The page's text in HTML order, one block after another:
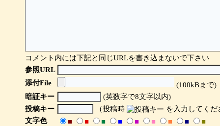
コメント内には下記と同じURLを書き込まないで下さい
参照URL
添付File
(100kBまで)
暗証キー
(英数字で8文字以内)
投稿キー
（投稿時
を入力してくだ
文字色
■ ■ ■ ■ ■ ■ ■ ■ ■